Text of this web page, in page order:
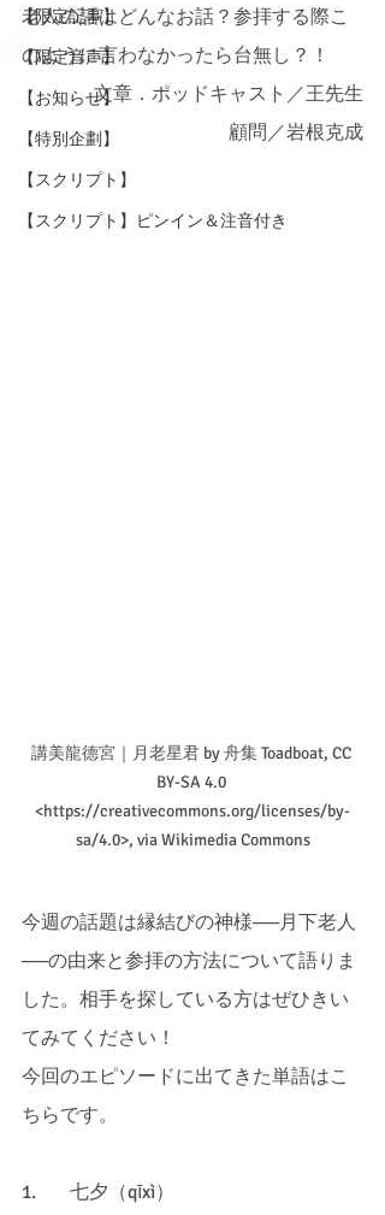
【限定記事】
【限定音声】
【お知らせ】
【特別企劃】
【スクリプト】
【スクリプト】ピンイン＆注音付き
老人の話はどんなお話？参拝する際こ
のように言わなかったら台無し？！
文章．ポッドキャスト／王先生
顧問／岩根克成
講美龍德宮｜月老星君 by 舟集 Toadboat, CC
BY-SA 4.0
<https://creativecommons.org/licenses/by-
sa/4.0>, via Wikimedia Commons
今週の話題は縁結びの神様──月下老人
──の由来と参拝の方法について語りま
した。相手を探している方はぜひきい
てみてください！
今回のエピソードに出てきた単語はこ
ちらです。
1.	七夕（qīxì）